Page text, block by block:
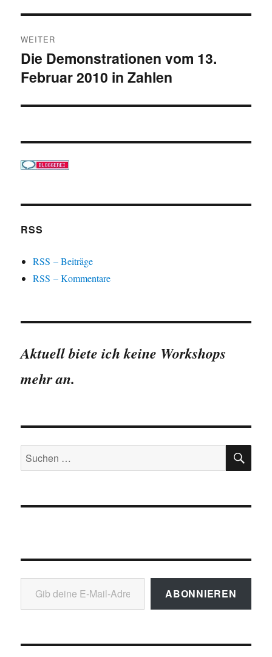
WEITER
Nächster
Beitrag:
Die Demonstrationen vom 13.
Februar 2010 in Zahlen
RSS
RSS – Beiträge
RSS – Kommentare
Aktuell biete ich keine Workshops
mehr an.
Suchen
nach:
Gib deine E-Mail-Adresse ein ...
ABONNIEREN